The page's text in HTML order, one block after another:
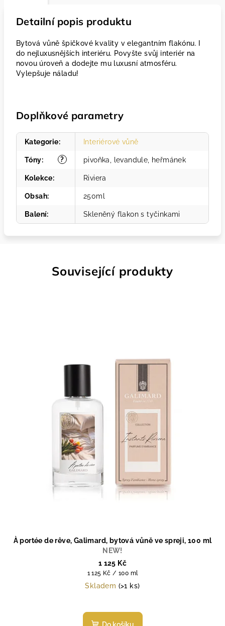
Detailní popis produktu
Bytová vůně špičkové kvality v elegantním flakónu. I
do nejluxusnějších interiéru. Povyšte svůj interiér na
novou úroveň a dodejte mu luxusní atmosféru.
Vylepšuje náladu!
Doplňkové parametry
Kategorie: Interiérové vůně
?
Tóny: pivoňka, levandule, heřmánek
Kolekce: Riviera
Obsah: 250ml
Balení: Skleněný flakon s tyčinkami
Související produkty
À portée de rêve, Galimard, bytová vůně ve spreji, 100 ml
NEW!
1 125 Kč
Měrná
cena:
1 125 Kč / 100 ml
Skladem (>1 ks)